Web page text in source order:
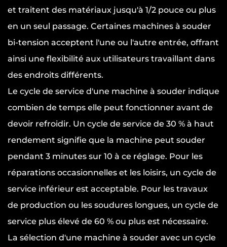
et traitent des matériaux jusqu'à 1/2 pouce ou plus
en un seul passage. Certaines machines à souder
bi-tension acceptent l'une ou l'autre entrée, offrant
ainsi une flexibilité aux utilisateurs travaillant dans
des endroits différents.
Le cycle de service d'une machine à souder indique
combien de temps elle peut fonctionner avant de
devoir refroidir. Un cycle de service de 30 % à haut
rendement signifie que la machine peut souder
pendant 3 minutes sur 10 à ce réglage. Pour les
réparations occasionnelles et les loisirs, un cycle de
service inférieur est acceptable. Pour les travaux
de production ou les soudures longues, un cycle de
service plus élevé de 60 % ou plus est nécessaire.
La sélection d'une machine à souder avec un cycle